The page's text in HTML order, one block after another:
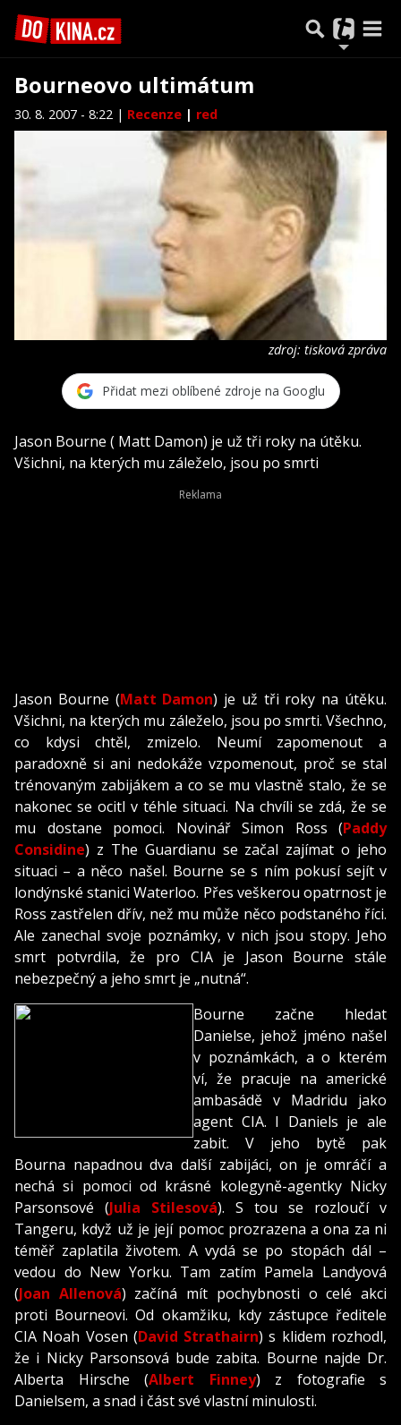
Bourneovo ultimátum
30. 8. 2007 - 8:22 | Recenze | red
zdroj: tisková zpráva
Přidat mezi oblíbené zdroje na Googlu
Jason Bourne ( Matt Damon) je už tři roky na útěku.
Všichni, na kterých mu záleželo, jsou po smrti
Jason Bourne (Matt Damon) je už tři roky na útěku.
Všichni, na kterých mu záleželo, jsou po smrti. Všechno,
co kdysi chtěl, zmizelo. Neumí zapomenout a
paradoxně si ani nedokáže vzpomenout, proč se stal
trénovaným zabijákem a co se mu vlastně stalo, že se
nakonec se ocitl v téhle situaci. Na chvíli se zdá, že se
mu dostane pomoci. Novinář Simon Ross (Paddy
Considine) z The Guardianu se začal zajímat o jeho
situaci – a něco našel. Bourne se s ním pokusí sejít v
londýnské stanici Waterloo. Přes veškerou opatrnost je
Ross zastřelen dřív, než mu může něco podstaného říci.
Ale zanechal svoje poznámky, v nich jsou stopy. Jeho
smrt potvrdila, že pro CIA je Jason Bourne stále
nebezpečný a jeho smrt je „nutná“.
Bourne začne hledat
Danielse, jehož jméno našel
v poznámkách, a o kterém
ví, že pracuje na americké
ambasádě v Madridu jako
agent CIA. I Daniels je ale
zabit. V jeho bytě pak
Bourna napadnou dva další zabijáci, on je omráčí a
nechá si pomoci od krásné kolegyně-agentky Nicky
Parsonsové (Julia Stilesová). S tou se rozloučí v
Tangeru, když už je její pomoc prozrazena a ona za ni
téměř zaplatila životem. A vydá se po stopách dál –
vedou do New Yorku. Tam zatím Pamela Landyová
(Joan Allenová) začíná mít pochybnosti o celé akci
proti Bourneovi. Od okamžiku, kdy zástupce ředitele
CIA Noah Vosen (David Strathairn) s klidem rozhodl,
že i Nicky Parsonsová bude zabita. Bourne najde Dr.
Alberta Hirsche (Albert Finney) z fotografie s
Danielsem, a snad i část své vlastní minulosti.